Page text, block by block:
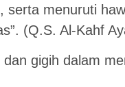
serta menuruti
(Q.S. Al-Kahf
gigih dalam